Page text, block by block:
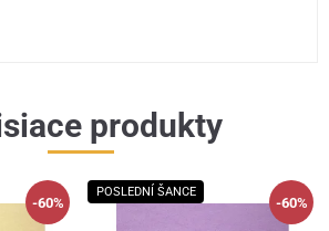
produkty
-60%
POSLEDNÍ ŠANCE
-60%